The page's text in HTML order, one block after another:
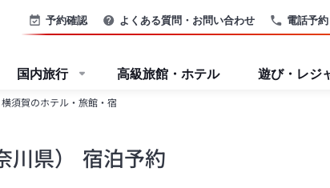
電話予約
予約確認 よくある質問・お問い合わせ
国内旅行 高級旅館・ホテル 遊び・レジ
横須賀のホテル・旅館・宿
川県） 宿泊予約